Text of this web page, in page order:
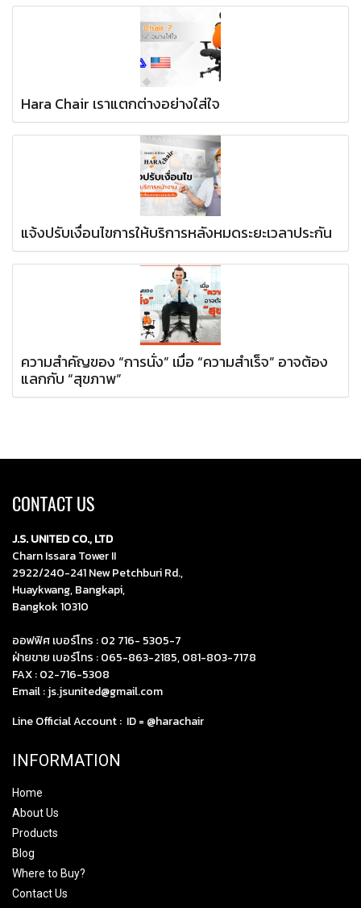
Hara Chair เราแตกต่างอย่างใส่ใจ
แจ้งปรับเงื่อนไขการให้บริการหลังหมดระยะเวลาประกัน
ความสำคัญของ “การนั่ง” เมื่อ “ความสำเร็จ” อาจต้อง
แลกกับ “สุขภาพ”
CONTACT US
J.S. UNITED CO., LTD
Charn Issara Tower II
2922/240-241 New Petchburi Rd.,
Huaykwang, Bangkapi,
Bangkok 10310
ออฟฟิศ เบอร์โทร :02 716- 5305-7
ฝ่ายขาย เบอร์โทร :065-863-2185,081-803-7178
FAX : 02-716-5308
Email :js.jsunited@gmail.com
Line Official Account : ID = @harachair
INFORMATION
Home
About Us
Products
Blog
Where to Buy?
Contact Us